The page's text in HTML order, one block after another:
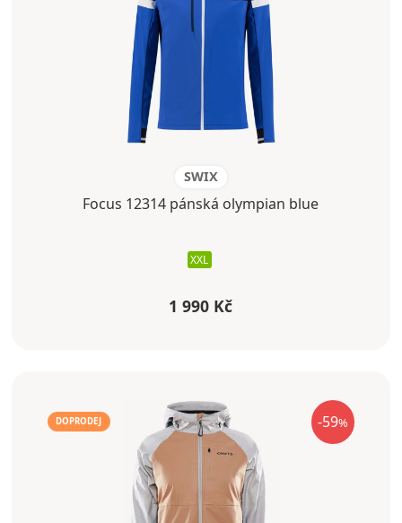
SWIX
Focus 12314 pánská olympian blue
XXL
1 990 Kč
-59%
DOPRODEJ